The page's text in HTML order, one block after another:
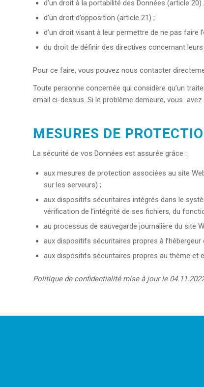
d’un droit à la portabilité des Données (article 20) ;
d’un droit d’opposition (article 21) ;
d’un droit visant à leur permettre de ne pas faire
du droit de définir des directives concernant
Pour ce faire, vous pouvez nous contacter
Toute personne concernée qui considère qu’un
email ci-dessus. Si le problème demeure, vous avez
MESURES DE
La sécurité de vos Données est assurée grâce :
aux mesures de protection associées au site
sur les serveurs) ;
aux dispositifs sécuritaires intégrés dans le
vérification de l’intégrité de ses fichiers, du
au processus de sauvegarde journalière du site
aux dispositifs sécuritaires propres à l’hébergeur
aux dispositifs sécuritaires propres au thème et
Politique de confidentialité mise à jour le